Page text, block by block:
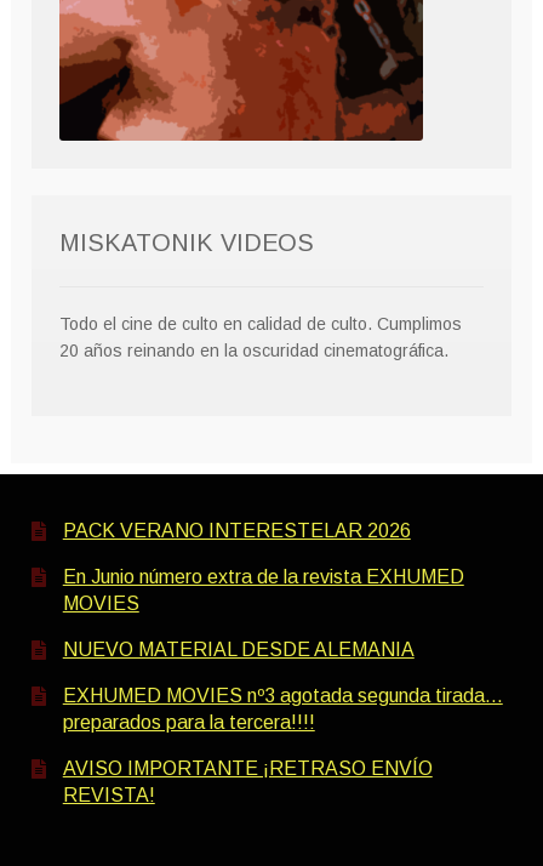
MISKATONIK VIDEOS
Todo el cine de culto en calidad de culto. Cumplimos
20 años reinando en la oscuridad cinematográfica.
PACK VERANO INTERESTELAR 2026
En Junio número extra de la revista EXHUMED
MOVIES
NUEVO MATERIAL DESDE ALEMANIA
EXHUMED MOVIES nº3 agotada segunda tirada…
preparados para la tercera!!!!
AVISO IMPORTANTE ¡RETRASO ENVÍO
REVISTA!